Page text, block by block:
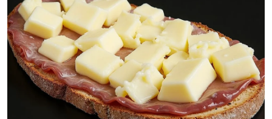
tenaga pengajar yang mempunyai kepakaran
tinggi antaranya berkelulusan dari Mesir,”
katanya.
Muat turun aplikasi Sinar Harian. Klik di sini!